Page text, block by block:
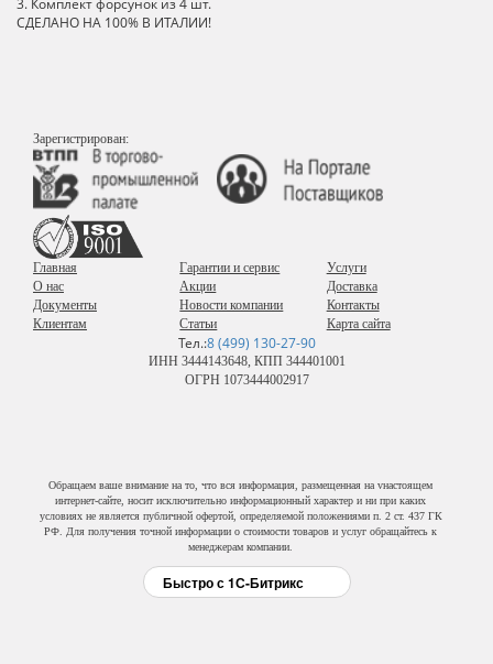
3. Комплект форсунок из 4 шт.
СДЕЛАНО НА 100% В ИТАЛИИ!
Зарегистрирован:
Главная
О нас
Документы
Клиентам
Гарантии и сервис
Акции
Новости компании
Статьи
Услуги
Доставка
Контакты
Карта сайта
Тел.:8 (499) 130-27-90
ИНН 3444143648, КПП 344401001
ОГРН 1073444002917
Обращаем ваше внимание на то, что вся информация, размещенная на vнастоящем
интернет-сайте, носит исключительно информационный характер и ни при каких
условиях не является публичной офертой, определяемой положениями п. 2 ст. 437 ГК
РФ. Для получения точной информации о стоимости товаров и услуг обращайтесь к
менеджерам компании.
Быстро с 1С-Битрикс